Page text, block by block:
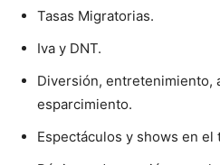
Tasas Migratorias.
Iva y DNT.
Diversión, entretenimiento,
esparcimiento.
Espectáculos y shows en el